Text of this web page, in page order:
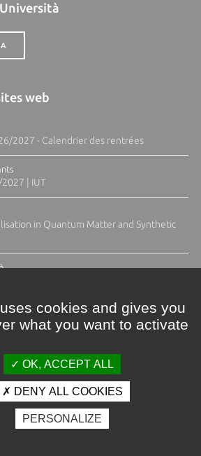
web
2027 - Calendrier des rentrées
| IUT
in Quantum Matter and Synthetic
Espace presse
Photothèque
cookies and gives you
what you want to activate
OK, ACCEPT ALL
DENY ALL COOKIES
PERSONALIZE